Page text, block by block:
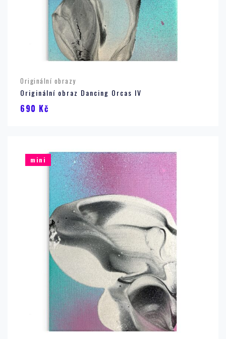
Originální obrazy
Originální obraz Dancing Orcas IV
690 Kč
mini